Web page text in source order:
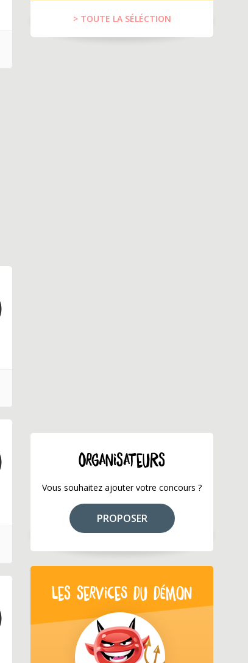
> TOUTE LA SÉLÉCTION
ORGANISATEURS
Vous souhaitez ajouter votre concours ?
PROPOSER
LES SERVICES DU DÉMON